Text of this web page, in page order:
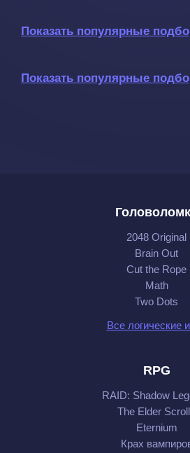
Показать популярные
Показать популярные
2048 Original
Brain Out
Cut the Rope
Math
Two Dots
Все логические
RPG
RAID: Shadow
The Elder
Eternium
Крах